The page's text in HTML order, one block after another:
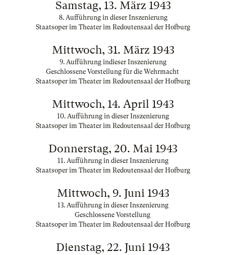
Samstag, 13. März 1943
8. Aufführung in dieser Inszenierung
Staatsoper im Theater im Redoutensaal der Hofburg
Mittwoch, 31. März 1943
9. Aufführung indieser Inszenierung
Geschlossene Vorstellung für die Wehrmacht
Staatsoper im Theater im Redoutensaal der Hofburg
Mittwoch, 14. April 1943
10. Aufführung in dieser Inszenierung
Staatsoper im Theater im Redoutensaal der Hofburg
Donnerstag, 20. Mai 1943
11. Aufführung in dieser Inszenierung
Staatsoper im Theater im Redoutensaal der Hofburg
Mittwoch, 9. Juni 1943
13. Aufführung in dieser Inszenierung
Geschlossene Vorstellung
Staatsoper im Theater im Redoutensaal der Hofburg
Dienstag, 22. Juni 1943